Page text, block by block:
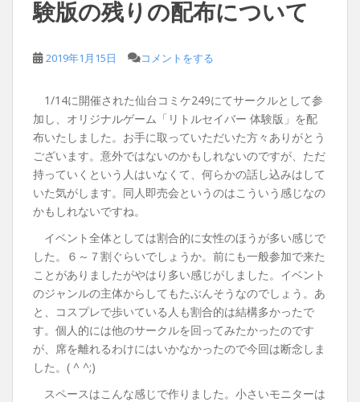
験版の残りの配布について
2019年1月15日 コメントをする
1/14に開催された仙台コミケ249にてサークルとして参
加し、オリジナルゲーム「リトルセイバー 体験版」を配
布いたしました。お手に取っていただいた方々ありがとう
ございます。意外ではないのかもしれないのですが、ただ
持っていくという人はいなくて、何らかの話し込みはして
いた気がします。同人即売会というのはこういう感じなの
かもしれないですね。
イベント全体としては割合的に女性のほうが多い感じで
した。６～７割ぐらいでしょうか。前にも一般参加で来た
ことがありましたがやはり多い感じがしました。イベント
のジャンルの主体からしてもたぶんそうなのでしょう。あ
と、コスプレで歩いている人も割合的は結構多かったで
す。個人的には他のサークルを回ってみたかったのです
が、席を離れるわけにはいかなかったので今回は断念しま
した。( ^ ^;)
スペースはこんな感じで作りました。小さいモニターは